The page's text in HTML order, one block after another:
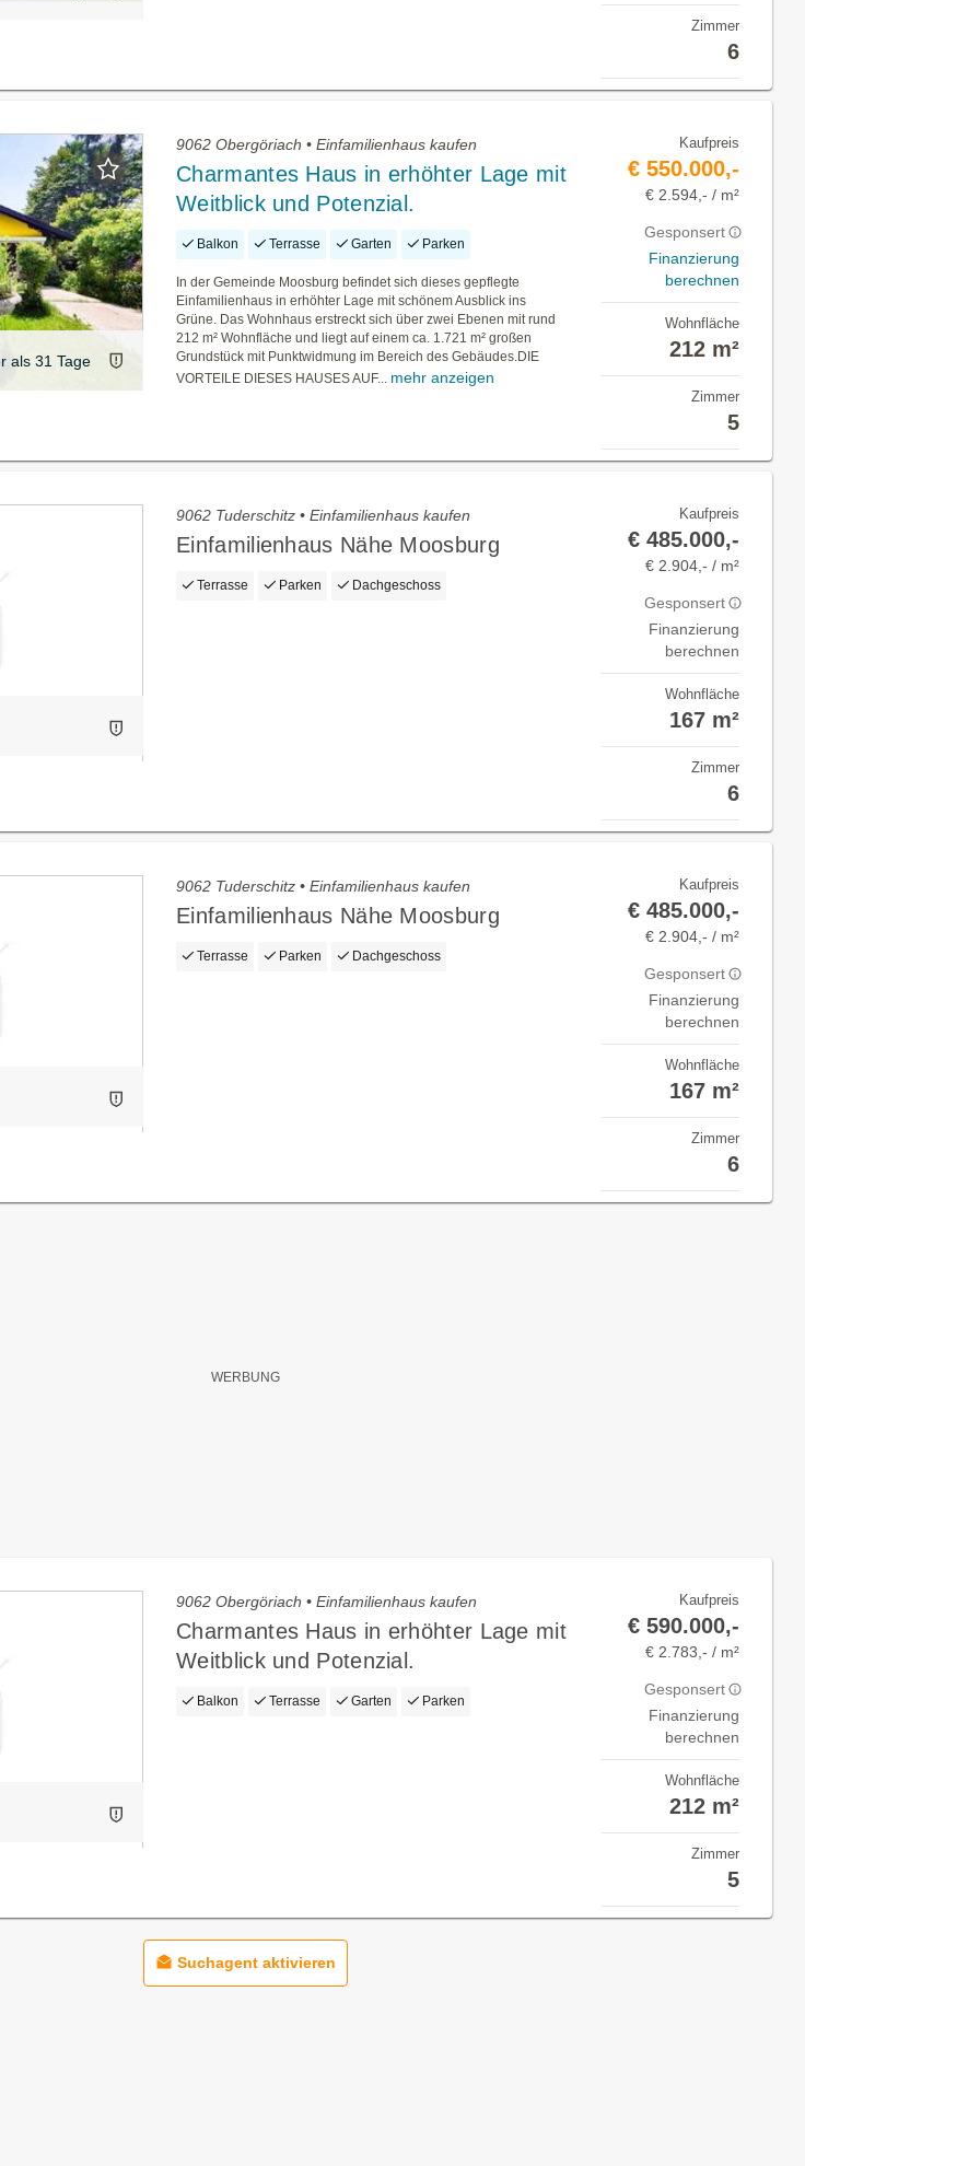
Zimmer
6
als 31 Tage
9062 Obergöriach • Einfamilienhaus kaufen
Charmantes Haus in erhöhter Lage mit
Weitblick und Potenzial.
Balkon Terrasse Garten Parken
In der Gemeinde Moosburg befindet sich dieses gepflegte
Einfamilienhaus in erhöhter Lage mit schönem Ausblick ins
Grüne. Das Wohnhaus erstreckt sich über zwei Ebenen mit rund
212 m² Wohnfläche und liegt auf einem ca. 1.721 m² großen
Grundstück mit Punktwidmung im Bereich des Gebäudes.DIE
VORTEILE DIESES HAUSES AUF... mehr anzeigen
Kaufpreis
€ 550.000,-
€ 2.594,- / m²
Gesponsert
Finanzierung
berechnen
Wohnfläche
212 m²
Zimmer
5
9062 Tuderschitz • Einfamilienhaus kaufen
Einfamilienhaus Nähe Moosburg
Terrasse Parken Dachgeschoss
Kaufpreis
€ 485.000,-
€ 2.904,- / m²
Gesponsert
Finanzierung
berechnen
Wohnfläche
167 m²
Zimmer
6
9062 Tuderschitz • Einfamilienhaus kaufen
Einfamilienhaus Nähe Moosburg
Terrasse Parken Dachgeschoss
Kaufpreis
€ 485.000,-
€ 2.904,- / m²
Gesponsert
Finanzierung
berechnen
Wohnfläche
167 m²
Zimmer
6
9062 Obergöriach • Einfamilienhaus kaufen
Charmantes Haus in erhöhter Lage mit
Weitblick und Potenzial.
Balkon Terrasse Garten Parken
Kaufpreis
€ 590.000,-
€ 2.783,- / m²
Gesponsert
Finanzierung
berechnen
Wohnfläche
212 m²
Zimmer
5
Suchagent aktivieren